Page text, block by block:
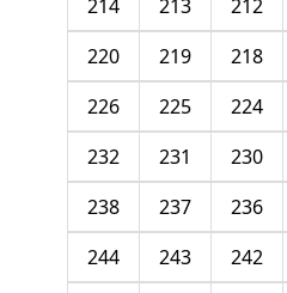
212
213
214
218
219
220
224
225
226
230
231
232
236
237
238
242
243
244